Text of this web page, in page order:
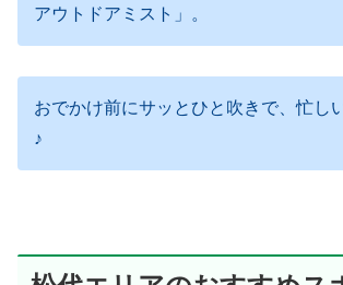
アウトドアミスト」。
おでかけ前にサッとひと吹きで、忙し
♪